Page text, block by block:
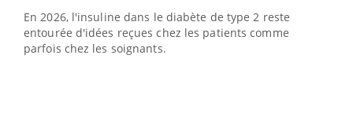
En 2026, l'insuline dans le diabète de type 2 reste
entourée d'idées reçues chez les patients comme
parfois chez les soignants.